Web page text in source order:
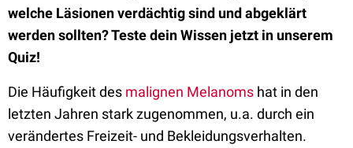
welche Läsionen verdächtig sind und abgeklärt
werden sollten? Teste dein Wissen jetzt in unserem
Quiz!
Die Häufigkeit des malignen Melanoms hat in den
letzten Jahren stark zugenommen, u.a. durch ein
verändertes Freizeit- und Bekleidungsverhalten.